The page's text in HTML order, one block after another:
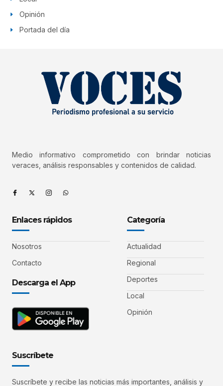
Opinión
Portada del día
Medio informativo comprometido con brindar noticias
veraces, análisis responsables y contenidos de calidad.
Enlaces rápidos
Nosotros
Contacto
Descarga el App
Categoría
Actualidad
Regional
Deportes
Local
Opinión
Suscríbete
Suscríbete y recibe las noticias más importantes, análisis y